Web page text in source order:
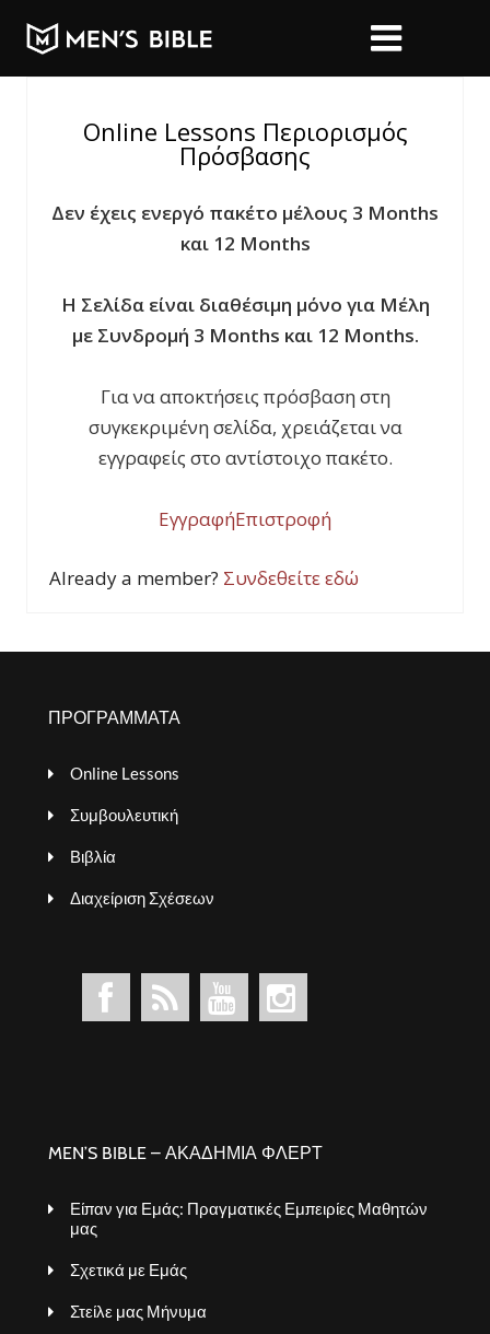
Online Lessons Περιορισμός
Πρόσβασης
Δεν έχεις ενεργό πακέτο μέλους 3 Months
και 12 Months
Η Σελίδα είναι διαθέσιμη μόνο για Μέλη
με Συνδρομή 3 Months και 12 Months.
Για να αποκτήσεις πρόσβαση στη
συγκεκριμένη σελίδα, χρειάζεται να
εγγραφείς στο αντίστοιχο πακέτο.
ΕγγραφήΕπιστροφή
Already a member? Συνδεθείτε εδώ
ΠΡΟΓΡΑΜΜΑΤΑ
Online Lessons
Συμβουλευτική
Βιβλία
Διαχείριση Σχέσεων
MEN’S BIBLE – ΑΚΑΔΗΜΙΑ ΦΛΕΡΤ
Είπαν για Εμάς: Πραγματικές Εμπειρίες Μαθητών
μας
Σχετικά με Εμάς
Στείλε μας Μήνυμα